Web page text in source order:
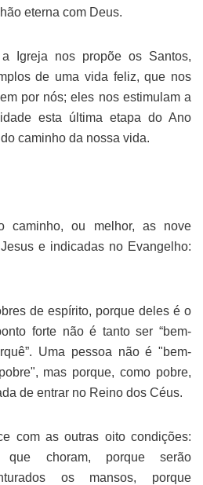
eterna com Deus.
Igreja nos propõe os Santos,
de uma vida feliz, que nos
por nós; eles nos estimulam a
esta última etapa do Ano
caminho da nossa vida.
caminho, ou melhor, as nove
e indicadas no Evangelho:
de espírito, porque deles é o
forte não é tanto ser “bem-
Uma pessoa não é "bem-
mas porque, como pobre,
de entrar no Reino dos Céus.
com as outras oito condições:
que choram, porque serão
os mansos, porque